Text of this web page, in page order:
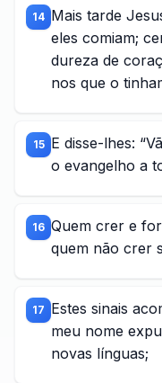
14 Mais tarde
eles comiam;
dureza de
nos que o
15 E disse-lhes:
o evangelho a
16 Quem crer e
quem não crer
17 Estes sinais
meu nome
novas línguas;